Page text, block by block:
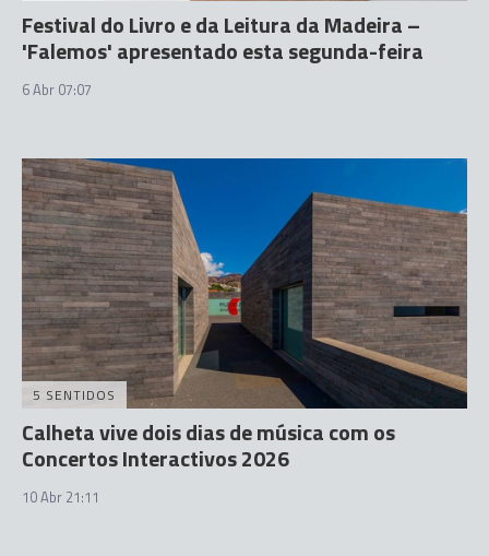
Festival do Livro e da Leitura da Madeira –
'Falemos' apresentado esta segunda-feira
6 Abr 07:07
5 SENTIDOS
Calheta vive dois dias de música com os
Concertos Interactivos 2026
10 Abr 21:11